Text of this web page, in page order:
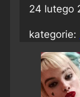
24 lutego
kategorie: